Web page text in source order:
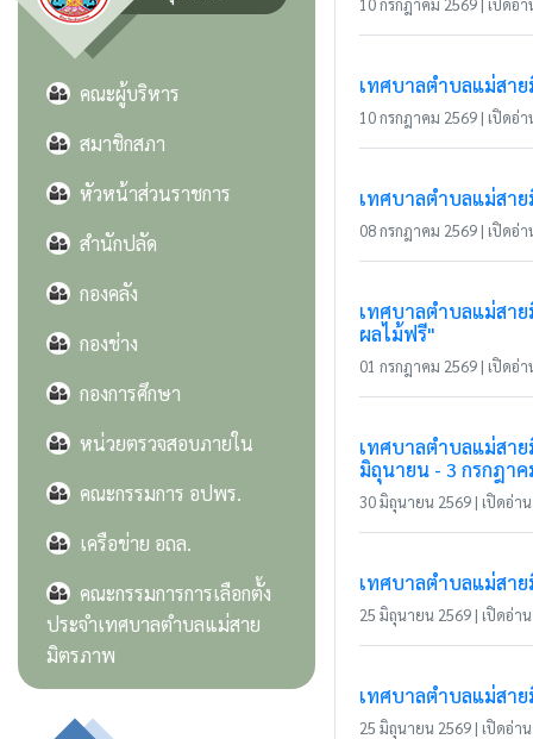
คณะผู้บริหาร
สมาชิกสภา
หัวหน้าส่วนราชการ
สำนักปลัด
กองคลัง
กองช่าง
กองการศึกษา
หน่วยตรวจสอบภายใน
คณะกรรมการ อปพร.
เครือข่าย อถล.
คณะกรรมการการเลือกตั้ง
ประจำเทศบาลตำบลแม่สาย
มิตรภาพ
10 กรกฎาคม 2569 | เปิดอ่า
เทศบาลตำบลแม่สา
10 กรกฎาคม 2569 | เปิดอ่า
เทศบาลตำบลแม่สา
08 กรกฎาคม 2569 | เปิดอ่า
เทศบาลตำบลแม่สา
ผลไม้ฟรี"
01 กรกฎาคม 2569 | เปิดอ่า
เทศบาลตำบลแม่สา
มิถุนายน - 3 กรกฎาค
30 มิถุนายน 2569 | เปิดอ่า
เทศบาลตำบลแม่สา
25 มิถุนายน 2569 | เปิดอ่า
เทศบาลตำบลแม่สา
25 มิถุนายน 2569 | เปิดอ่า